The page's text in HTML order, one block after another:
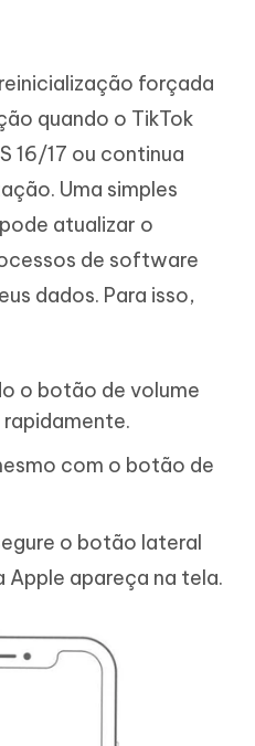
forçada
quando o TikTok
16/17 ou continua
Uma simples
atualizar o
de software
dados. Para isso,
o botão de volume
com o botão de
o botão lateral
apareça na tela.